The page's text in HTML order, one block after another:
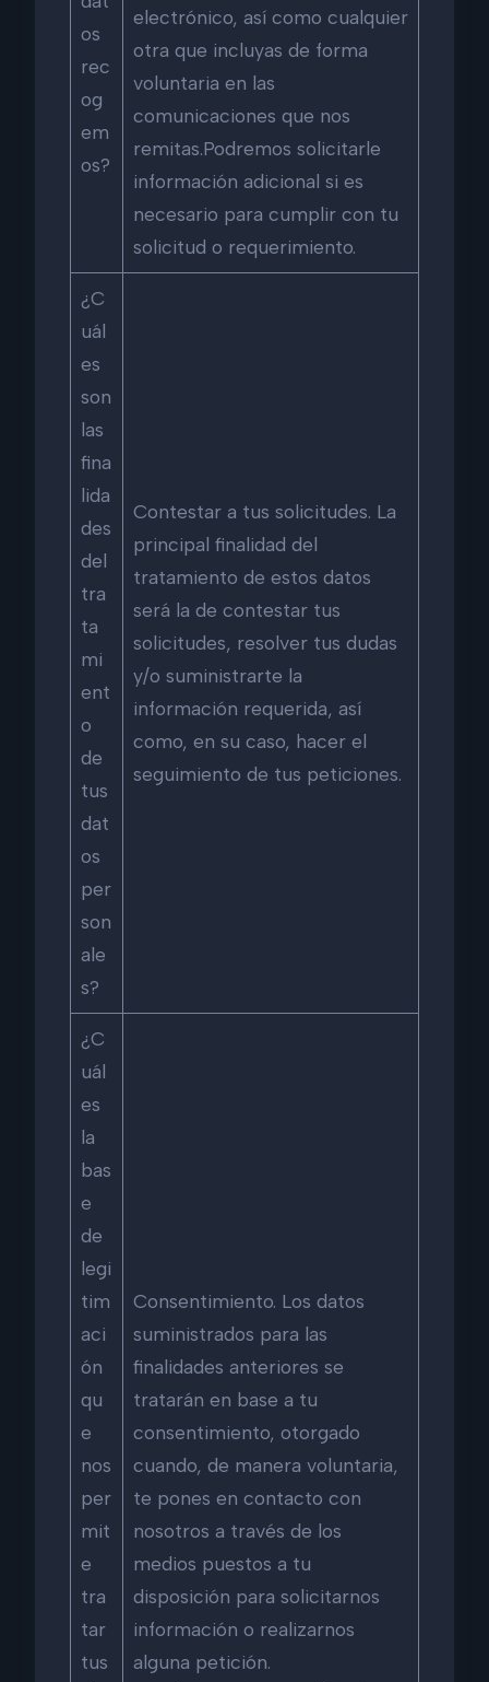
os
rec
og
em
os?
electrónico, así como cualquier
otra que incluyas de forma
voluntaria en las
comunicaciones que nos
remitas.Podremos solicitarle
información adicional si es
necesario para cumplir con tu
solicitud o requerimiento.
¿C
uál
es
son
las
fina
lida
des
del
tra
ta
mi
ent
o
de
tus
dat
os
per
son
ale
s?
Contestar a tus solicitudes. La
principal finalidad del
tratamiento de estos datos
será la de contestar tus
solicitudes, resolver tus dudas
y/o suministrarte la
información requerida, así
como, en su caso, hacer el
seguimiento de tus peticiones.
¿C
uál
es
la
bas
e
de
legi
tim
aci
ón
qu
e
nos
per
mit
e
tra
tar
tus
Consentimiento. Los datos
suministrados para las
finalidades anteriores se
tratarán en base a tu
consentimiento, otorgado
cuando, de manera voluntaria,
te pones en contacto con
nosotros a través de los
medios puestos a tu
disposición para solicitarnos
información o realizarnos
alguna petición.